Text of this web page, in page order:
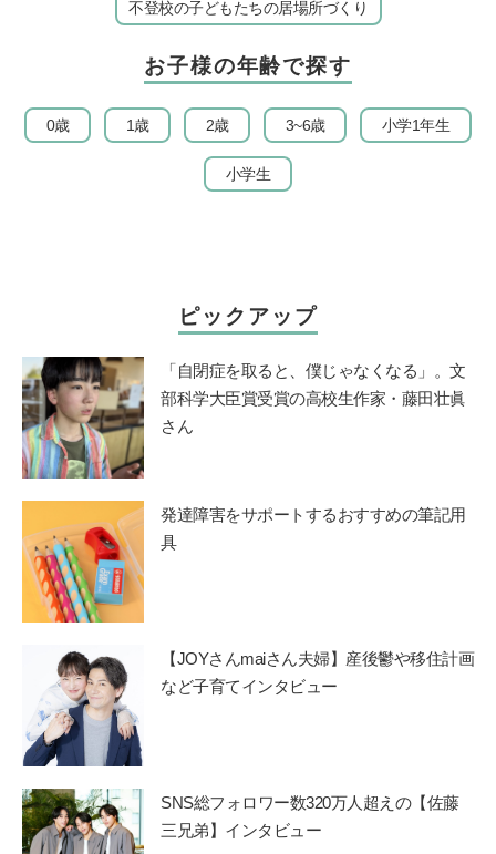
不登校の子どもたちの居場所づくり
お子様の年齢で探す
0歳 1歳 2歳 3~6歳 小学1年生
小学生
ピックアップ
「自閉症を取ると、僕じゃなくなる」。文
部科学大臣賞受賞の高校生作家・藤田壮眞
さん
発達障害をサポートするおすすめの筆記用
具
【JOYさんmaiさん夫婦】産後鬱や移住計画
など子育てインタビュー
SNS総フォロワー数320万人超えの【佐藤
三兄弟】インタビュー